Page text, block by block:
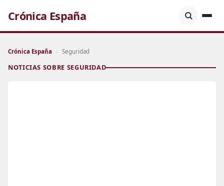
Crónica España
Crónica España › Seguridad
NOTICIAS SOBRE SEGURIDAD